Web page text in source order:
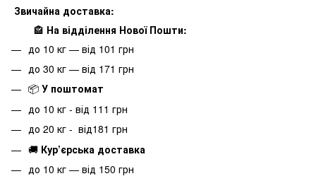
Звичайна доставка:
🏤 На відділення Нової Пошти:
до 10 кг — від 101 грн
до 30 кг — від 171 грн
📦 У поштомат
до 10 кг - від 111 грн
до 20 кг - від181 грн
🚚 Кур’єрська доставка
до 10 кг — від 150 грн